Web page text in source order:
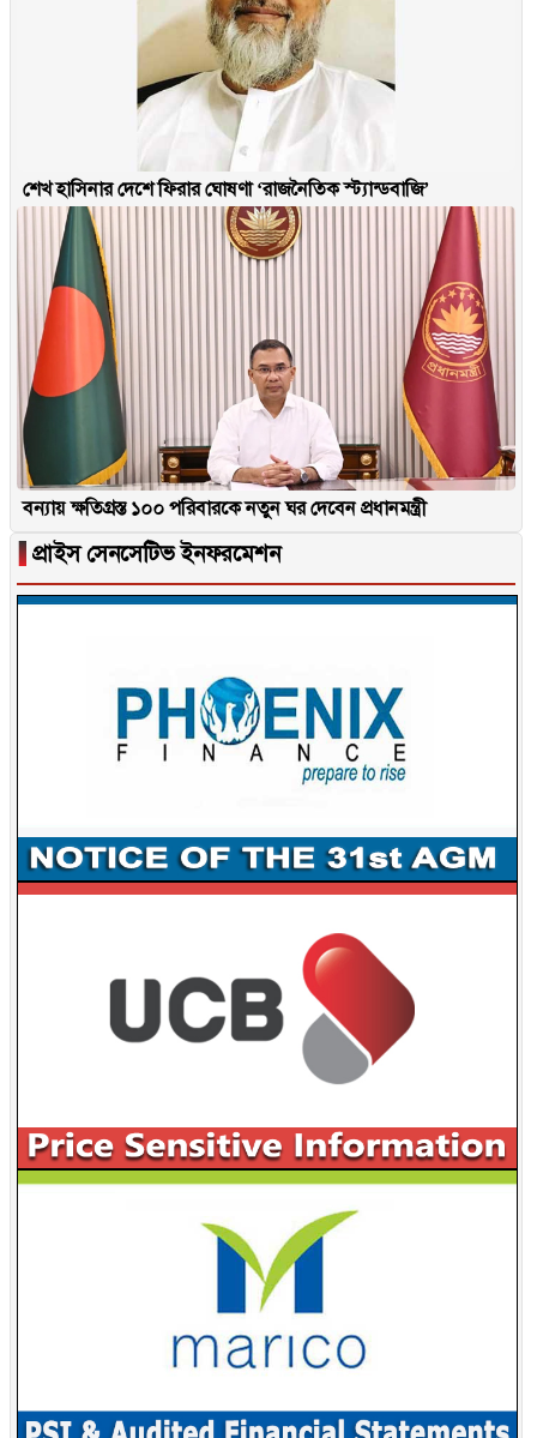
শেখ হাসিনার দেশে ফিরার ঘোষণা ‘রাজনৈতিক স্ট্যান্ডবাজি’
বন্যায় ক্ষতিগ্রস্ত ১০০ পরিবারকে নতুন ঘর দেবেন প্রধানমন্ত্রী
▐ প্রাইস সেনসেটিভ ইনফরমেশন